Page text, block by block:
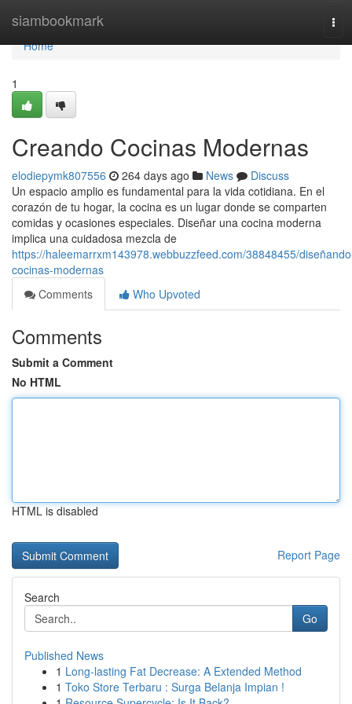
siambookmark
Home
Home
1
Creando Cocinas Modernas
elodiepymk807556 264 days ago News
Discuss
Un espacio amplio es fundamental para la vida cotidiana. En el
corazón de tu hogar, la cocina es un lugar donde se comparten
comidas y ocasiones especiales. Diseñar una cocina moderna
implica una cuidadosa mezcla de
https://haleemarrxm143978.webbuzzfeed.com/38848455/
cocinas-modernas
Comments
Who Upvoted
Comments
Submit a Comment
No HTML
HTML is disabled
Report Page
Search
Go
Published News
1 Long-lasting Fat Decrease: A Extended Method
1 Toko Store Terbaru : Surga Belanja Impian !